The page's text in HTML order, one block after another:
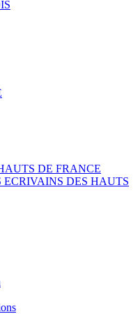
DE FRANCE
ECRIVAINS DES HAUTS